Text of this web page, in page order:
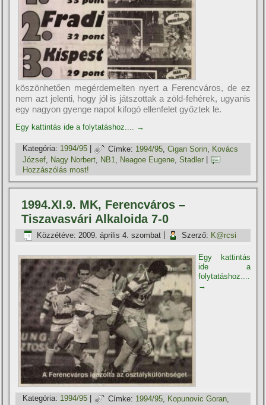
köszönhetően megérdemelten nyert a Ferencváros, de ez
nem azt jelenti, hogy jól is játszottak a zöld-fehérek, ugyanis
egy nagyon gyenge napot kifogó ellenfelet győztek le.
Egy kattintás ide a folytatáshoz.... →
Kategória: 1994/95 | Címke: 1994/95 ,Cigan Sorin
Kovács
József
Nagy Norbert NB1 Neagoe Eugene ,Stadler
Hozzászólás most!
1994.XI.9. MK, Ferencváros –
Tiszavasvári Alkaloida 7-0
Közzétéve: 2009. április 4. szombat Szerző: K@rcsi
Egy kattintás
ide a
folytatáshoz....
→
Kategória: 1994/95 | Címke: 1994/95 Kopunovic Goran